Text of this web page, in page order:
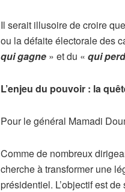
Il serait illusoire de croire
ou la défaite électorale des
qui gagne » et du « qui perd
L’enjeu du pouvoir : la
Pour le général Mamadi
Comme de nombreux
cherche à transformer une
présidentiel. L’objectif est